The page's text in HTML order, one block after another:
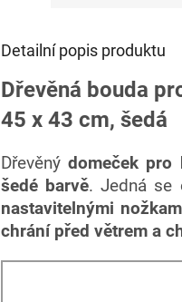
Detailní popis produktu
Dřevěná bouda
45 x 43 cm, šedá
Dřevěnýdomeček pro
šedé barvě. Jedná se
nastavitelnými
chrání před větrem a